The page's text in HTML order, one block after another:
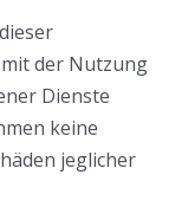
der Nutzung
Dienste
keine
jeglicher